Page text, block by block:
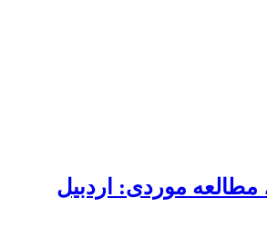
موردی: اردبیل